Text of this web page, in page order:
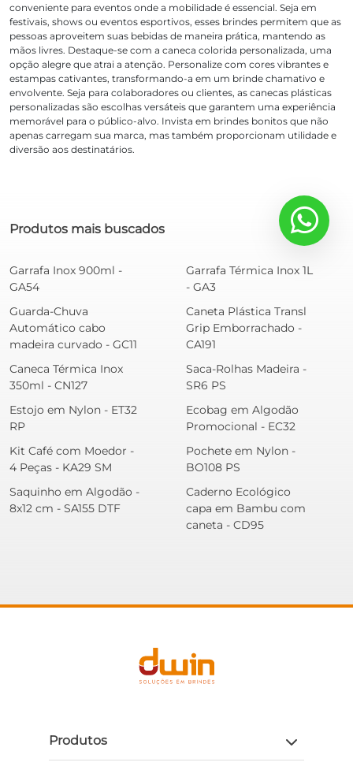
conveniente para eventos onde a mobilidade é essencial. Seja em
festivais, shows ou eventos esportivos, esses brindes permitem que as
pessoas aproveitem suas bebidas de maneira prática, mantendo as
mãos livres. Destaque-se com a caneca colorida personalizada, uma
opção alegre que atrai a atenção. Personalize com cores vibrantes e
estampas cativantes, transformando-a em um brinde chamativo e
envolvente. Seja para colaboradores ou clientes, as canecas plásticas
personalizadas são escolhas versáteis que garantem uma experiência
memorável para o público-alvo. Invista em brindes bonitos que não
apenas carregam sua marca, mas também proporcionam utilidade e
diversão aos destinatários.
Produtos mais buscados
Garrafa Inox 900ml -
GA54
Guarda-Chuva
Automático cabo
madeira curvado - GC11
Caneca Térmica Inox
350ml - CN127
Garrafa Térmica Inox 1L
- GA3
Caneta Plástica Transl
Grip Emborrachado -
CA191
Saca-Rolhas Madeira -
SR6 PS
Estojo em Nylon - ET32
RP
Kit Café com Moedor -
4 Peças - KA29 SM
Saquinho em Algodão -
8x12 cm - SA155 DTF
Ecobag em Algodão
Promocional - EC32
Pochete em Nylon -
BO108 PS
Caderno Ecológico
capa em Bambu com
caneta - CD95
Produtos